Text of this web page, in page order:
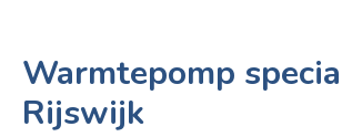
Warmtepomp
Rijswijk